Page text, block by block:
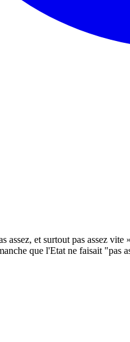
que l'Etat ne faisait "pas